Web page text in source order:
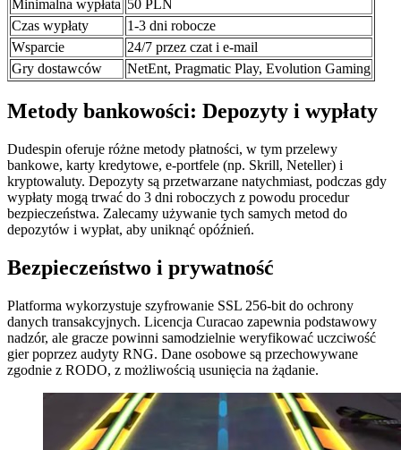
Minimalna wypłata 50 PLN
Czas wypłaty
1-3 dni robocze
Wsparcie
24/7 przez czat i e-mail
Gry dostawców
NetEnt, Pragmatic Play, Evolution Gaming
Metody bankowości: Depozyty i wypłaty
Dudespin oferuje różne metody płatności, w tym przelewy
bankowe, karty kredytowe, e-portfele (np. Skrill, Neteller) i
kryptowaluty. Depozyty są przetwarzane natychmiast, podczas gdy
wypłaty mogą trwać do 3 dni roboczych z powodu procedur
bezpieczeństwa. Zalecamy używanie tych samych metod do
depozytów i wypłat, aby uniknąć opóźnień.
Bezpieczeństwo i prywatność
Platforma wykorzystuje szyfrowanie SSL 256-bit do ochrony
danych transakcyjnych. Licencja Curacao zapewnia podstawowy
nadzór, ale gracze powinni samodzielnie weryfikować uczciwość
gier poprzez audyty RNG. Dane osobowe są przechowywane
zgodnie z RODO, z możliwością usunięcia na żądanie.